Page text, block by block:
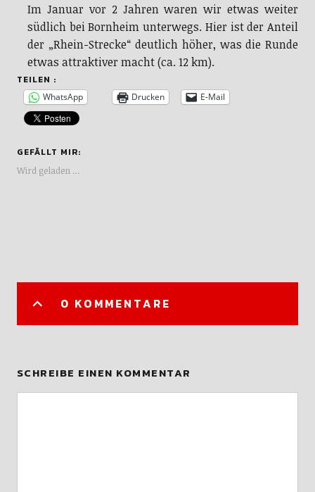
Im Januar vor 2 Jahren waren wir etwas weiter
südlich bei Bornheim unterwegs. Hier ist der Anteil
der „Rhein-Strecke“ deutlich höher, was die Runde
etwas attraktiver macht (ca. 12 km).
TEILEN :
WhatsApp Drucken E-Mail
GEFÄLLT MIR:
Wird geladen …
0 KOMMENTARE
SCHREIBE EINEN KOMMENTAR